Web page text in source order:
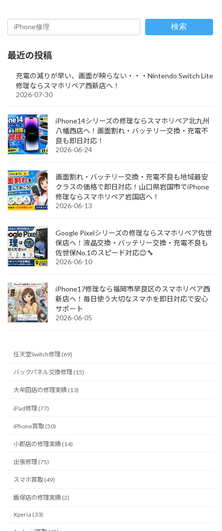
検索
最近の投稿
充電の減りが早い、画面が映らない・・・Nintendo Switch Lite
修理ならスマホリペア西新店へ！
2026-07-30
iPhone14シリーズの修理ならスマホリペア北九州
八幡西店へ！画面割れ・バッテリー交換・充電不
良も即日対応！
2026-06-24
画面割れ・バッテリー交換・充電不良も地域最安
クラスの価格で即日対応！山口県岩国市でiPhone
修理ならスマホリペア岩国店へ！
2026-06-13
Google Pixelシリーズの修理ならスマホリペア佐世
保店へ！液晶交換・バッテリー交換・充電不良も
佐世保No.1のスピード対応😊🔧
2026-06-10
iPhone17修理なら福岡市早良区のスマホリペア西
新店へ！毎日使う大切なスマホを即日対応で安心
サポート
2026-06-05
任天堂Switch修理 (69)
バックパネル交換修理 (15)
大牟田店の修理実績 (13)
iPad修理 (77)
iPhone買取 (50)
小郡店の修理実績 (14)
出張修理 (75)
スマホ買取 (49)
飯塚店の修理実績 (2)
Xperia (33)